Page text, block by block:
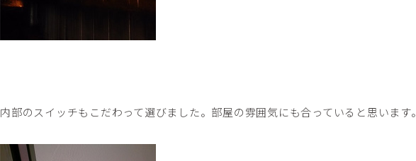
内部のスイッチもこだわって選びました。部屋の雰囲気にも合っていると思います。